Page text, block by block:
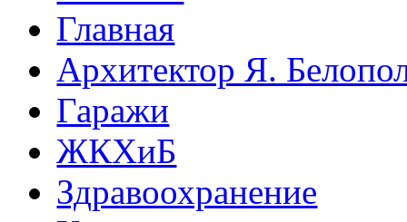
Главная
Архитектор Я.
Гаражи
ЖКХиБ
Здравоохранение